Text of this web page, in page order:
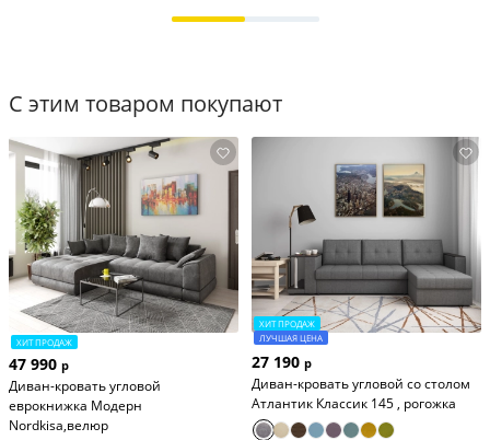
С этим товаром покупают
ХИТ ПРОДАЖ
47 990 р
Диван-кровать угловой
еврокнижка Модерн
Nordkisa,велюр
ХИТ ПРОДАЖ
ЛУЧШАЯ ЦЕНА
27 190 р
Диван-кровать угловой со столом
Атлантик Классик 145 , рогожка